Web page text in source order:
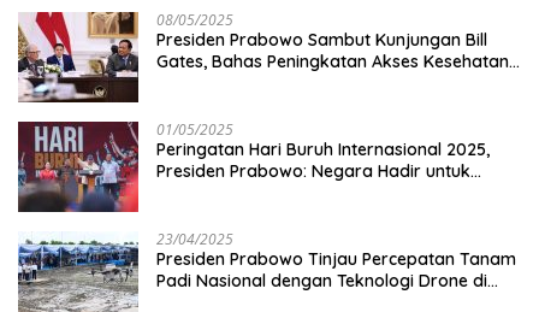
08/05/2025
Presiden Prabowo Sambut Kunjungan Bill
Gates, Bahas Peningkatan Akses Kesehatan
01/05/2025
Peringatan Hari Buruh Internasional 2025,
Presiden Prabowo: Negara Hadir untuk
23/04/2025
Presiden Prabowo Tinjau Percepatan Tanam
Padi Nasional dengan Teknologi Drone di